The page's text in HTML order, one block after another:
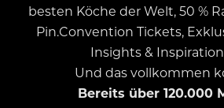
besten Köche der Welt, 50 %
Pin.Convention Tickets,
Insights & Inspiration
Und das vollkommen
Bereits über 120.000